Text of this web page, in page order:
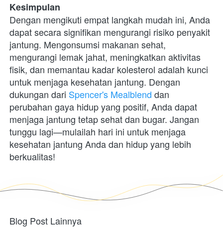
Kesimpulan
Dengan mengikuti empat langkah mudah ini, Anda
dapat secara signifikan mengurangi risiko penyakit
jantung. Mengonsumsi makanan sehat,
mengurangi lemak jahat, meningkatkan aktivitas
fisik, dan memantau kadar kolesterol adalah kunci
untuk menjaga kesehatan jantung. Dengan
dukungan dari Spencer's Mealblend dan
perubahan gaya hidup yang positif, Anda dapat
menjaga jantung tetap sehat dan bugar. Jangan
tunggu lagi—mulailah hari ini untuk menjaga
kesehatan jantung Anda dan hidup yang lebih
berkualitas!
Blog Post Lainnya